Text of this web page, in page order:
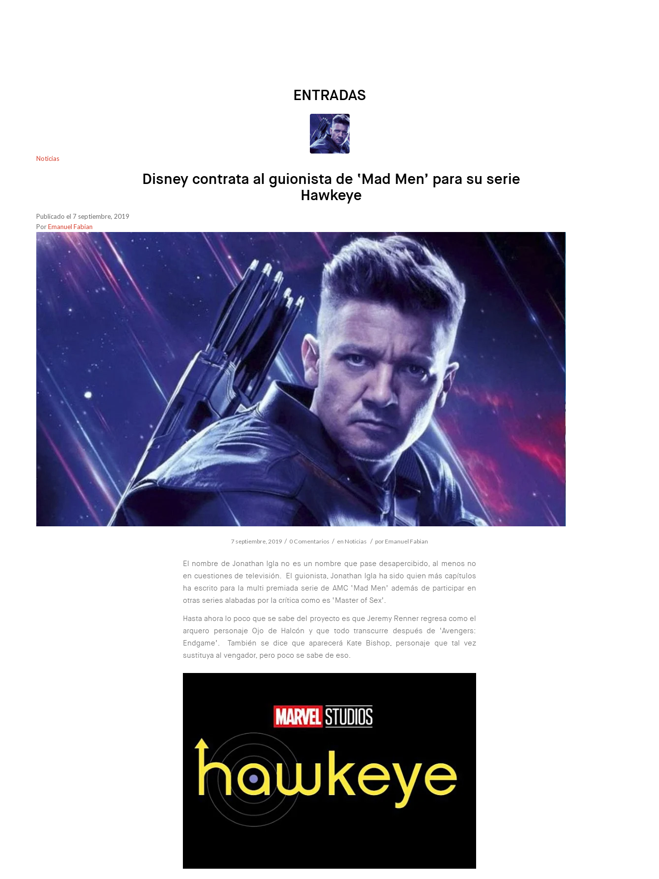
ENTRADAS
Noticias
Disney contrata al guionista de ‘Mad Men’ para su serie
Hawkeye
Publicado el 7 septiembre, 2019
PorEmanuel Fabian
7 septiembre, 2019 / 0 Comentarios / en Noticias / por Emanuel Fabian
El nombre de Jonathan Igla no es un nombre que pase desapercibido, al menos no
en cuestiones de televisión. El guionista, Jonathan Igla ha sido quien más capítulos
ha escrito para la multi premiada serie de AMC ‘Mad Men’ además de participar en
otras series alabadas por la crítica como es ‘Master of Sex’.
Hasta ahora lo poco que se sabe del proyecto es que Jeremy Renner regresa como el
arquero personaje Ojo de Halcón y que todo transcurre después de ‘Avengers:
Endgame’. También se dice que aparecerá Kate Bishop, personaje que tal vez
sustituya al vengador, pero poco se sabe de eso.